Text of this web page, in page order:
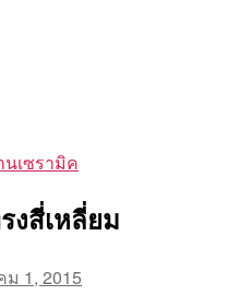
นเซรามิค
งสี่เหลี่ยม
1, 2015